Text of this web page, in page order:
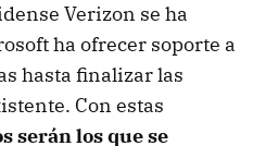
Verizon se ha
ha ofrecer soporte a
hasta finalizar las
Con estas
serán los que se